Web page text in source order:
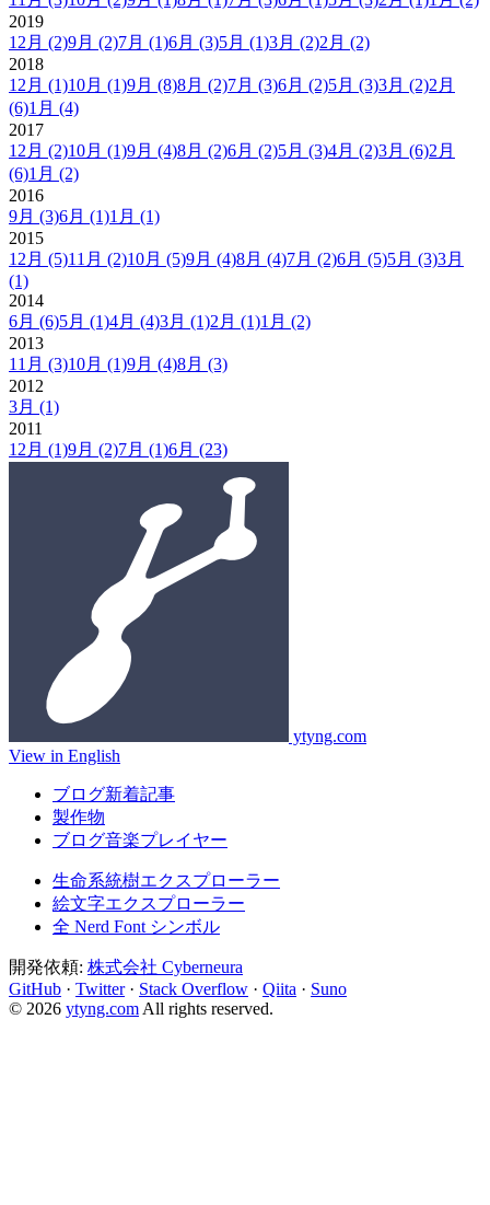
2019
12月 (2)9月 (2)7月 (1)6月 (3)5月 (1)3月 (2)2月 (2)
2018
12月 (1)10月 (1)9月 (8)8月 (2)7月 (3)6月 (2)5月 (3)3月 (2)2月
(6)1月 (4)
2017
12月 (2)10月 (1)9月 (4)8月 (2)6月 (2)5月 (3)4月 (2)3月 (6)2月
(6)1月 (2)
2016
9月 (3)6月 (1)1月 (1)
2015
12月 (5)11月 (2)10月 (5)9月 (4)8月 (4)7月 (2)6月 (5)5月 (3)3月
(1)
2014
6月 (6)5月 (1)4月 (4)3月 (1)2月 (1)1月 (2)
2013
11月 (3)10月 (1)9月 (4)8月 (3)
2012
3月 (1)
2011
12月 (1)9月 (2)7月 (1)6月 (23)
ytyng.com
View in English
ブログ新着記事
製作物
ブログ音楽プレイヤー
生命系統樹エクスプローラー
絵文字エクスプローラー
全 Nerd Font シンボル
開発依頼: 株式会社 Cyberneura
GitHub · Twitter · Stack Overflow · Qiita · Suno
© 2026 ytyng.com All rights reserved.